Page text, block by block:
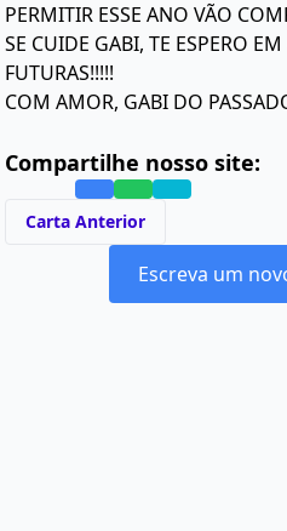
PERMITIR ESSE ANO VÃO
SE CUIDE GABI, TE ESPERO
FUTURAS!!!!!
COM AMOR, GABI DO
Compartilhe nosso site:
Carta Anterior
Escreva um